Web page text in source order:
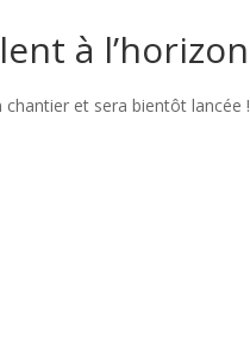
à l’horizon
et sera bientôt lancée !